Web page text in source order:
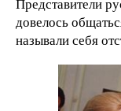
довелось
называли себя